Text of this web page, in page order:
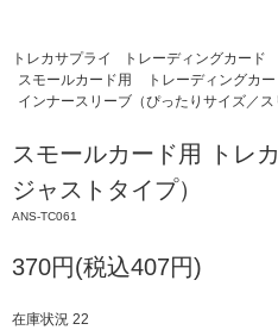
トレカサプライ トレーディングカード
スモールカード用
トレーディングカー
インナースリーブ（ぴったりサイズ／ス
スモールカード用 トレ
ジャストタイプ）
ANS-TC061
370円(税込407円)
在庫状況 22